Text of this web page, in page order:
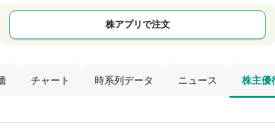
株アプリで注文
チャート 時系列データ ニュース 株主優